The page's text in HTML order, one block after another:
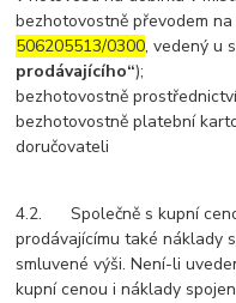
bezhotovostně převodem
506205513/0300, vedený u
prodávajícího“);
bezhotovostně
bezhotovostně platební
doručovateli
4.2. Společně s kupní
prodávajícímu také náklady
smluvené výši. Není-li
kupní cenou i náklady